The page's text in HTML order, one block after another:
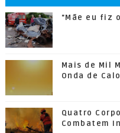
"Mãe eu fiz
Mais de Mil
Onda de
Quatro
Combatem